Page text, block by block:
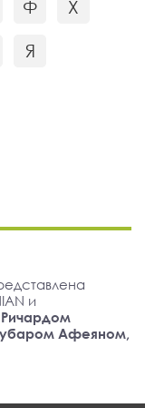
Ф Х
Я
и
Ричардом
Афеяном,